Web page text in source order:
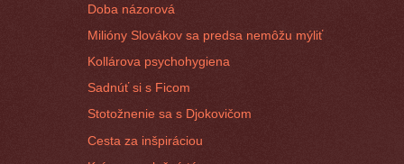
Doba názorová
Milióny Slovákov sa predsa nemôžu mýliť
Kollárova psychohygiena
Sadnúť si s Ficom
Stotožnenie sa s Djokovičom
Cesta za inšpiráciou